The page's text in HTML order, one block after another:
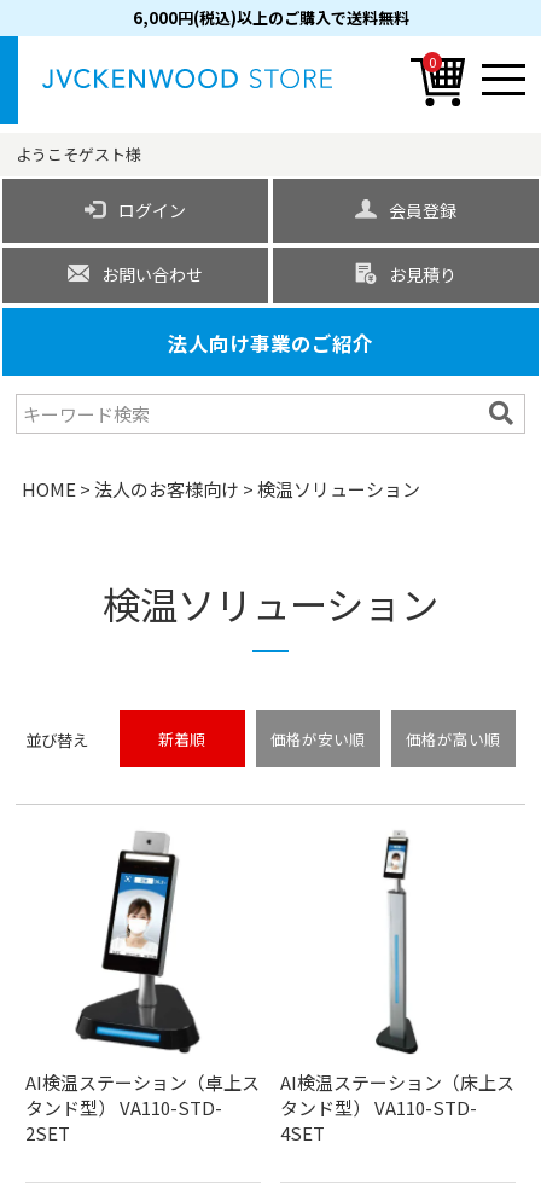
6,000円(税込)以上のご購入で送料無料
0
ようこそゲスト様
ログイン 会員登録
お問い合わせ お見積り
法人向け事業のご紹介
HOME 法人のお客様向け 検温ソリューション
検温ソリューション
並び替え 新着順 価格が安い順 価格が高い順
AI検温ステーション（卓上ス
タンド型） VA110-STD-
2SET
AI検温ステーション（床上ス
タンド型） VA110-STD-
4SET